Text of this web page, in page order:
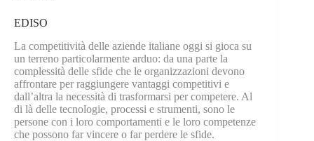
EDISO
La competitività delle aziende italiane oggi si gioca su
un terreno particolarmente arduo: da una parte la
complessità delle sfide che le organizzazioni devono
affrontare per raggiungere vantaggi competitivi e
dall’altra la necessità di trasformarsi per competere. Al
di là delle tecnologie, processi e strumenti, sono le
persone con i loro comportamenti e le loro competenze
che possono far vincere o far perdere le sfide.